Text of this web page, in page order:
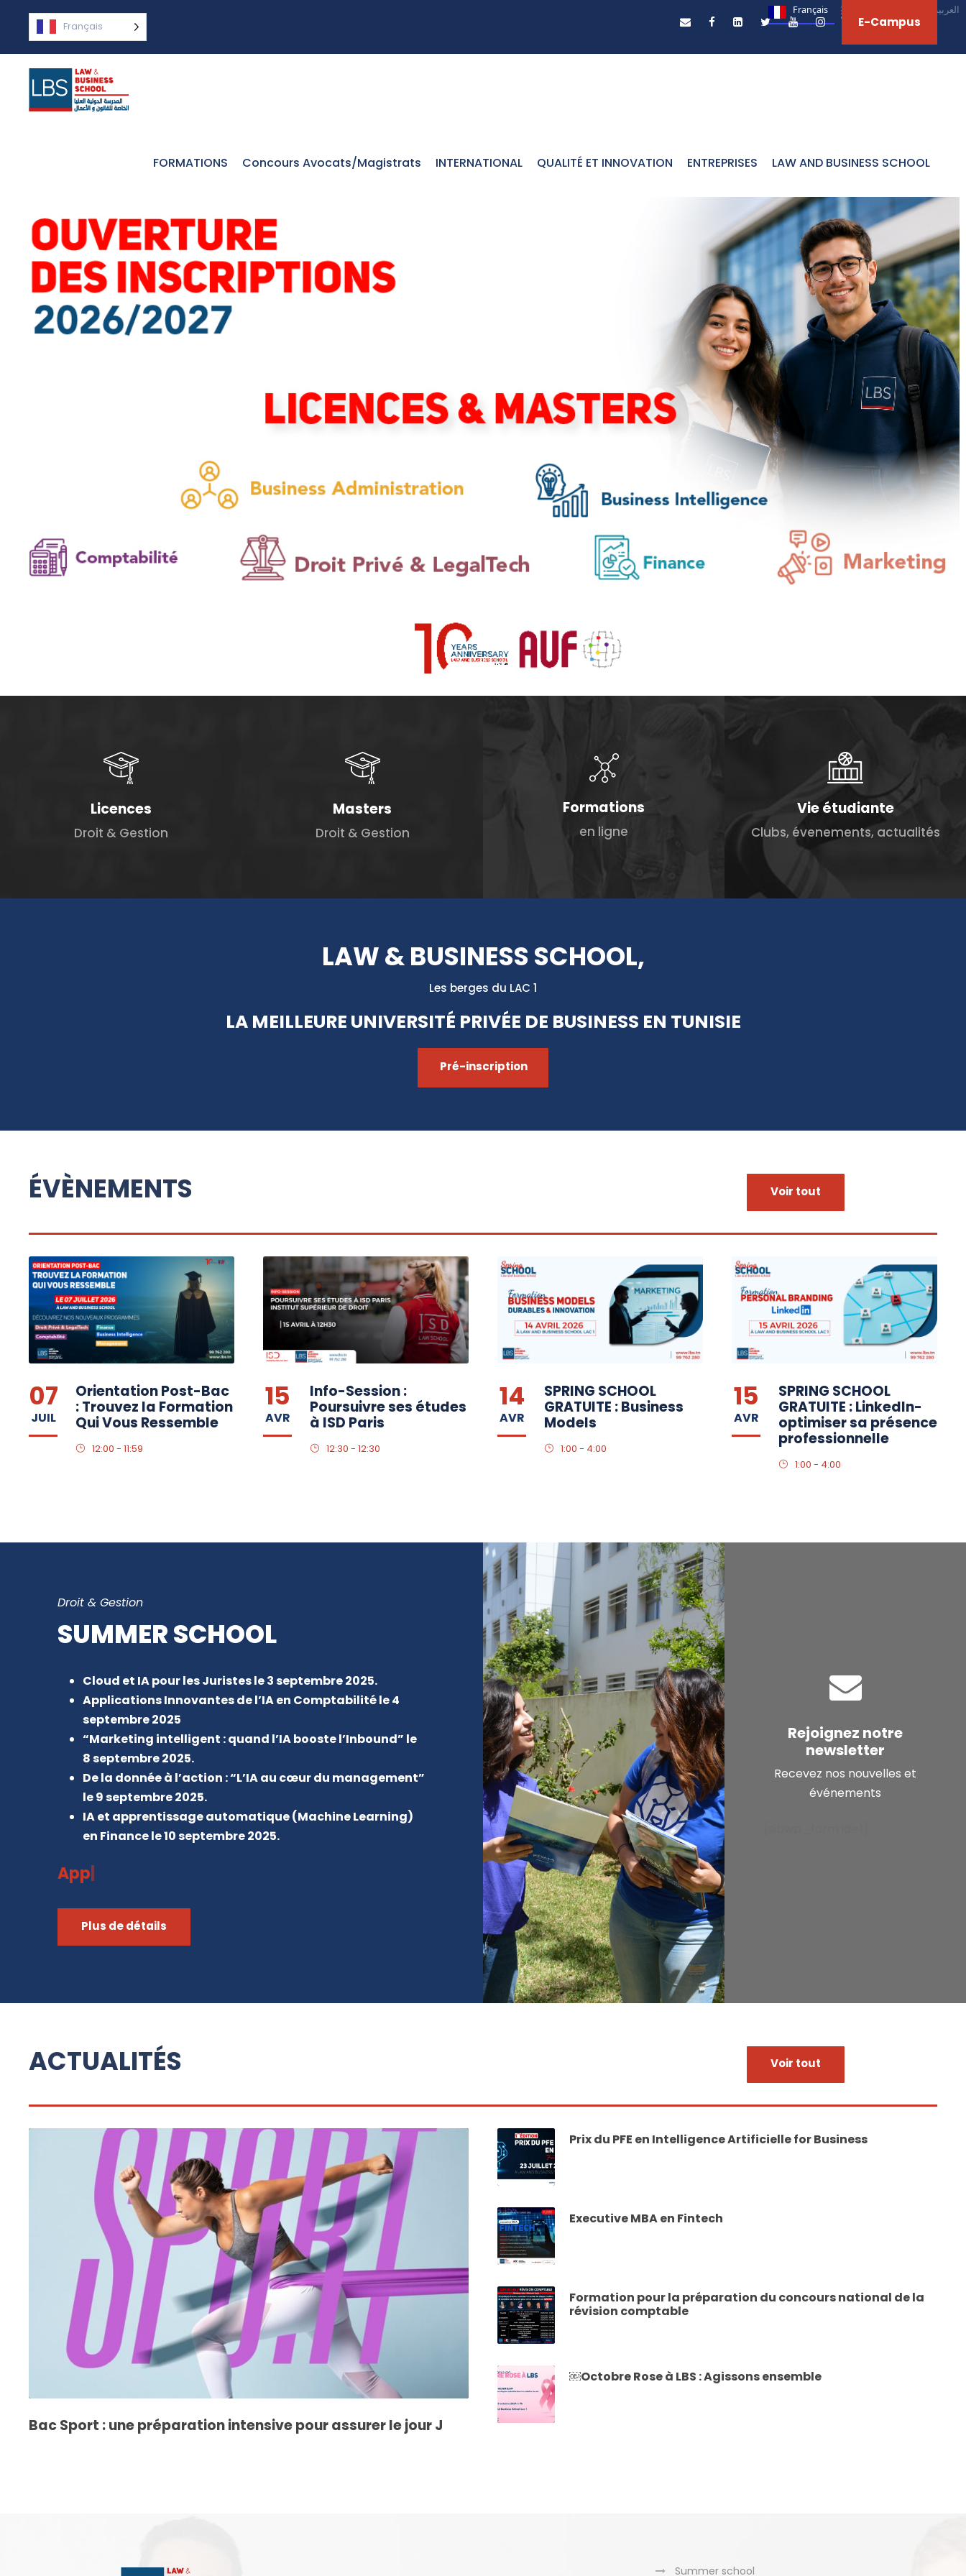
Français العربية‏
Français E-Campus
FORMATIONS Concours Avocats/Magistrats INTERNATIONAL QUALITÉ ET INNOVATION ENTREPRISES LAW AND BUSINESS SCHOOL
Licences
Droit & Gestion
Masters
Droit & Gestion
Formations
en ligne
Vie étudiante
Clubs, évenements, actualités
LAW & BUSINESS SCHOOL,
Les berges du LAC 1
LA MEILLEURE UNIVERSITÉ PRIVÉE DE BUSINESS EN TUNISIE
Pré-inscription
ÉVÈNEMENTS Voir tout
07
JUIL
Orientation Post-Bac
: Trouvez la Formation
Qui Vous Ressemble
12:00 - 11:59
15
AVR
Info-Session :
Poursuivre ses études
à ISD Paris
12:30 - 12:30
14
AVR
SPRING SCHOOL
GRATUITE : Business
Models
1:00 - 4:00
15
AVR
SPRING SCHOOL
GRATUITE : LinkedIn-
optimiser sa présence
professionnelle
1:00 - 4:00
Droit & Gestion
SUMMER SCHOOL
Cloud et IA pour les Juristes le 3 septembre 2025.
Applications Innovantes de l’IA en Comptabilité le 4
septembre 2025
“Marketing intelligent : quand l’IA booste l’Inbound” le
8 septembre 2025.
De la donnée à l’action : “L’IA au cœur du management”
le 9 septembre 2025.
IA et apprentissage automatique (Machine Learning)
en Finance le 10 septembre 2025.
Appelez n
Plus de détails
Rejoignez notre
newsletter
Recevez nos nouvelles et
événements
ACTUALITÉS Voir tout
Bac Sport : une préparation intensive pour assurer le jour J
Prix du PFE en Intelligence Artificielle for Business
Executive MBA en Fintech
Formation pour la préparation du concours national de la
révision comptable
￼Octobre Rose à LBS : Agissons ensemble
Summer school